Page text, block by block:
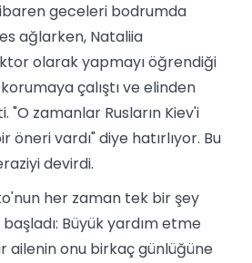
geceleri bodrumda
ağlarken, Nataliia
olarak yapmayı öğrendiği
korumaya çalıştı ve elinden
zamanlar Rusların Kiev'i
öneri vardı" diye hatırlıyor. Bu
devirdi.
her zaman tek bir şey
Büyük yardım etme
ailenin onu birkaç günlüğüne